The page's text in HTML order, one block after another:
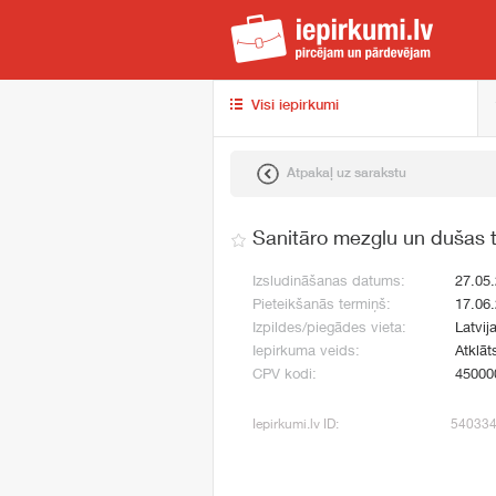
Visi iepirkumi
Atpakaļ uz sarakstu
Sanitāro mezglu un dušas
Izsludināšanas datums:
Pieteikšanās termiņš:
Izpildes/piegādes vieta:
Iepirkuma veids:
CPV kodi:
Iepirkumi.lv ID: